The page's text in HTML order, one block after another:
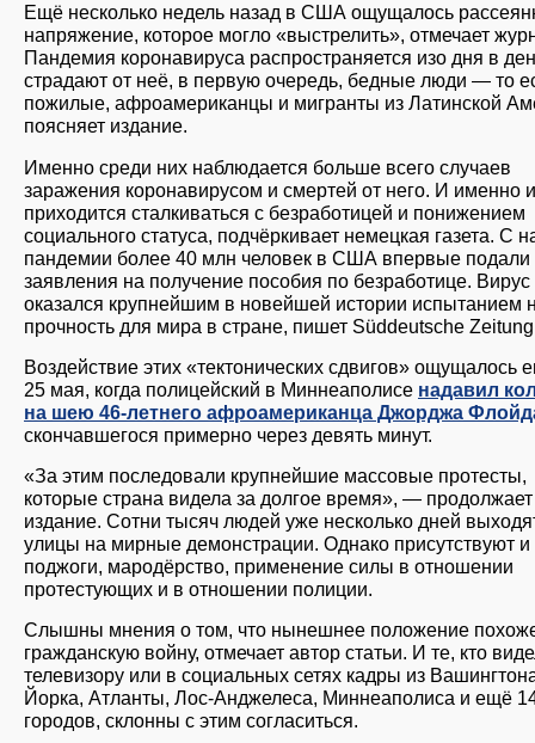
Ещё несколько недель назад в США ощущалось
напряжение, которое могло «выстрелить», отмечает
Пандемия коронавируса распространяется изо дня в
страдают от неё, в первую очередь, бедные люди — то
пожилые, афроамериканцы и мигранты из Латинской
поясняет издание.
Именно среди них наблюдается больше всего случаев
заражения коронавирусом и смертей от него. И именно
приходится сталкиваться с безработицей и понижением
социального статуса, подчёркивает немецкая газета. С
пандемии более 40 млн человек в США впервые подали
заявления на получение пособия по безработице. Вирус
оказался крупнейшим в новейшей истории испытанием
прочность для мира в стране, пишет Süddeutsche
Воздействие этих «тектонических сдвигов» ощущалось
25 мая, когда полицейский в Миннеаполисе надавил
на шею 46-летнего афроамериканца Джорджа
скончавшегося примерно через девять минут.
«За этим последовали крупнейшие массовые протесты,
которые страна видела за долгое время», — продолжает
издание. Сотни тысяч людей уже несколько дней
улицы на мирные демонстрации. Однако присутствуют и
поджоги, мародёрство, применение силы в отношении
протестующих и в отношении полиции.
Слышны мнения о том, что нынешнее положение
гражданскую войну, отмечает автор статьи. И те, кто
телевизору или в социальных сетях кадры из
Йорка, Атланты, Лос-Анджелеса, Миннеаполиса и ещё
городов, склонны с этим согласиться.